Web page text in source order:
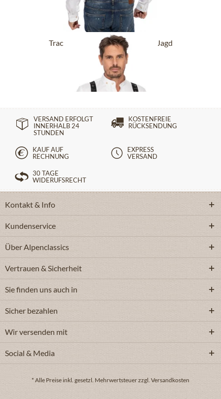
Trachtenhosenträger HOT-721-Jagd
schwarz
44,90 €
VERSAND ERFOLGT
INNERHALB 24
STUNDEN
KOSTENFREIE
RÜCKSENDUNG
KAUF AUF
RECHNUNG
EXPRESS
VERSAND
30 TAGE
WIDERUFSRECHT
Kontakt & Info
Kundenservice
Über Alpenclassics
Vertrauen & Sicherheit
Sie finden uns auch in
Sicher bezahlen
Wir versenden mit
Social & Media
* Alle Preise inkl. gesetzl. Mehrwertsteuer zzgl. Versandkosten